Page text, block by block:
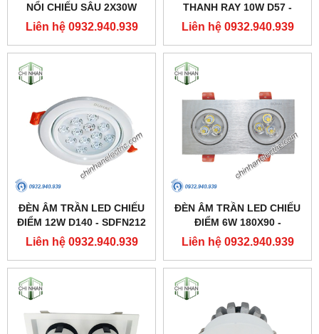
NỔI CHIẾU SÂU 2X30W
310X160 - DFB2301 -
Liên hệ 0932.940.939
THANH RAY 10W D57 -
DIA1101 - DUHAL
Liên hệ 0932.940.939
ĐÈN ÂM TRẦN LED CHIẾU
ĐIỂM 12W D140 - SDFN212
- DUHAL
Liên hệ 0932.940.939
ĐÈN ÂM TRẦN LED CHIẾU
ĐIỂM 6W 180X90 -
SDFC202 - DUHAL
Liên hệ 0932.940.939